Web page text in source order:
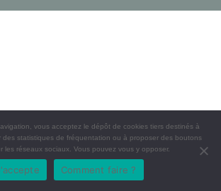
vous acceptez le dépôt de cookies tiers destinés à
des statistiques de fréquentation ou à proposer des boutons
les réseaux sociaux. Vous pouvez vous y opposer.
Comment faire ?